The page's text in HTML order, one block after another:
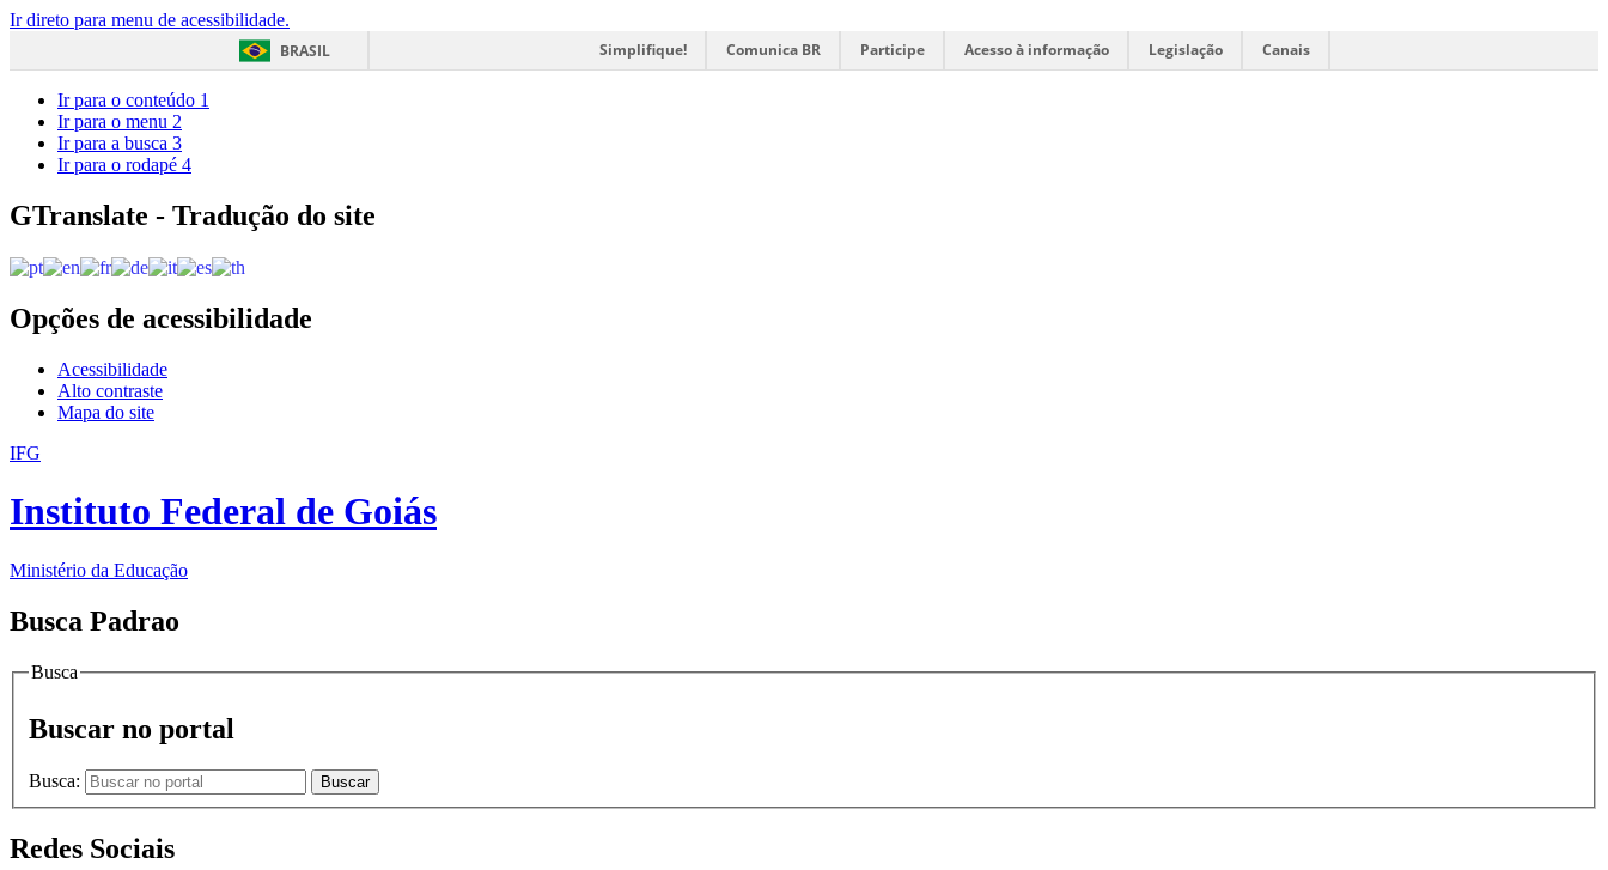
Ir direto para menu de acessibilidade.
BRASIL
Simplifique! Comunica BR Participe Acesso à informação Legislação Canais
Ir para o conteúdo 1
Ir para o menu 2
Ir para a busca 3
Ir para o rodapé 4
GTranslate - Tradução do site
Opções de acessibilidade
Acessibilidade
Alto contraste
Mapa do site
IFG
Instituto Federal de Goiás
Ministério da Educação
Busca Padrao
Busca
Buscar no portal
Busca: Buscar
Redes Sociais